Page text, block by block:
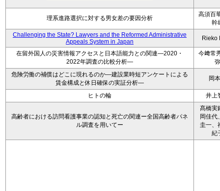
理系進路選択に対する男女差の要因分析
高須百
幹
Challenging the State? Lawyers and the Reformed Administrative
Appeals System in Japan
Rieko
在留外国人の災害情報アクセスと日本語能力との関連―2020・
2022年調査の比較分析―
今﨑常
弥
危険労働の補償はどこに現れるのか―建設業時短アンケートによる
賃金構成と休日確保の実証分析―
岡
ヒトの輪 井上
高齢者における訪問看護事業の認知と死亡の関連ー全国高齢者パネ
ル調査を用いてー
髙橋実
岡佳代
圭一、
紀